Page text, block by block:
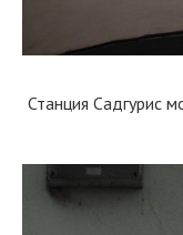
Станция Садгурис